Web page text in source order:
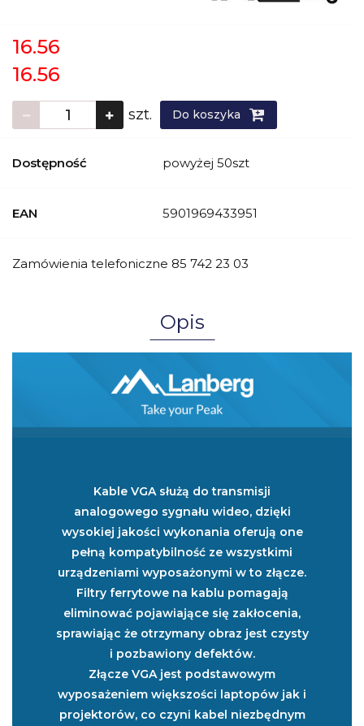
16.56
16.56
szt. Do koszyka
Dostępność powyżej 50szt
EAN 5901969433951
Zamówienia telefoniczne 85 742 23 03
Opis
Kable VGA służą do transmisji
analogowego sygnału wideo, dzięki
wysokiej jakości wykonania oferują one
pełną kompatybilność ze wszystkimi
urządzeniami wyposażonymi w to złącze.
Filtry ferrytowe na kablu pomagają
eliminować pojawiające się zakłocenia,
sprawiając że otrzymany obraz jest czysty
i pozbawiony defektów.
Złącze VGA jest podstawowym
wyposażeniem większości laptopów jak i
projektorów, co czyni kabel niezbędnym